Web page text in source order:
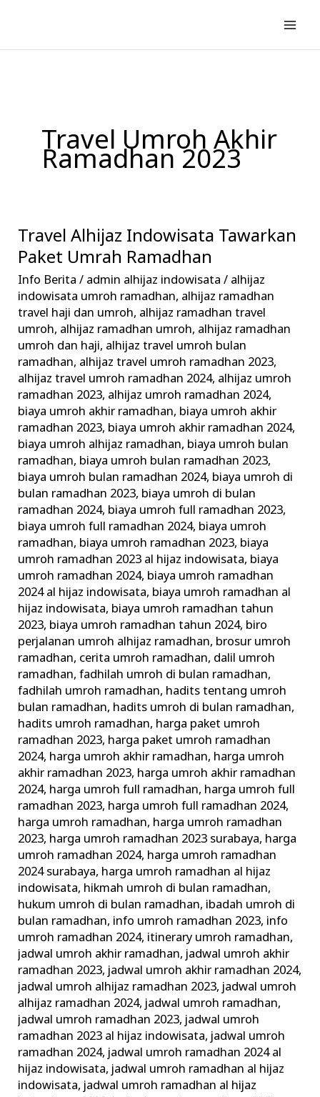
konten
Travel Umroh Akhir
Ramadhan 2023
Travel Alhijaz Indowisata Tawarkan
Paket Umrah Ramadhan
Info Berita / admin alhijaz indowisata/ alhijaz
indowisata umroh ramadhan, alhijaz ramadhan
travel haji dan umroh, alhijaz ramadhan travel
umroh, alhijaz ramadhan umroh, alhijaz ramadhan
umroh dan haji, alhijaz travel umroh bulan
ramadhan, alhijaz travel umroh ramadhan 2023,
alhijaz travel umroh ramadhan 2024, alhijaz umroh
ramadhan 2023, alhijaz umroh ramadhan 2024,
biaya umroh akhir ramadhan, biaya umroh akhir
ramadhan 2023, biaya umroh akhir ramadhan 2024,
biaya umroh alhijaz ramadhan, biaya umroh bulan
ramadhan, biaya umroh bulan ramadhan 2023,
biaya umroh bulan ramadhan 2024, biaya umroh di
bulan ramadhan 2023, biaya umroh di bulan
ramadhan 2024, biaya umroh full ramadhan 2023,
biaya umroh full ramadhan 2024, biaya umroh
ramadhan, biaya umroh ramadhan 2023, biaya
umroh ramadhan 2023 al hijaz indowisata, biaya
umroh ramadhan 2024, biaya umroh ramadhan
2024 al hijaz indowisata, biaya umroh ramadhan al
hijaz indowisata, biaya umroh ramadhan tahun
2023, biaya umroh ramadhan tahun 2024, biro
perjalanan umroh alhijaz ramadhan, brosur umroh
ramadhan, cerita umroh ramadhan, dalil umroh
ramadhan,fadhilah umroh di bulan ramadhan,
fadhilah umroh ramadhan, hadits tentang umroh
bulan ramadhan, hadits umroh di bulan ramadhan,
hadits umroh ramadhan, harga paket umroh
ramadhan 2023, harga paket umroh ramadhan
2024, harga umroh akhir ramadhan, harga umroh
akhir ramadhan 2023, harga umroh akhir ramadhan
2024, harga umroh full ramadhan, harga umroh full
ramadhan 2023, harga umroh full ramadhan 2024,
harga umroh ramadhan, harga umroh ramadhan
2023, harga umroh ramadhan 2023 surabaya, harga
umroh ramadhan 2024, harga umroh ramadhan
2024 surabaya, harga umroh ramadhan al hijaz
indowisata, hikmah umroh di bulan ramadhan,
hukum umroh di bulan ramadhan, ibadah umroh di
bulan ramadhan, info umroh ramadhan 2023, info
umroh ramadhan 2024, itinerary umroh ramadhan,
jadwal umroh akhir ramadhan, jadwal umroh akhir
ramadhan 2023, jadwal umroh akhir ramadhan 2024,
jadwal umroh alhijaz ramadhan 2023, jadwal umroh
alhijaz ramadhan 2024, jadwal umroh ramadhan,
jadwal umroh ramadhan 2023, jadwal umroh
ramadhan 2023 al hijaz indowisata, jadwal umroh
ramadhan 2024, jadwal umroh ramadhan 2024 al
hijaz indowisata, jadwal umroh ramadhan al hijaz
indowisata, jadwal umroh ramadhan al hijaz
Travel
Alhijaz
Indowisata
Tawarkan
Paket
Umrah
Ramadhan